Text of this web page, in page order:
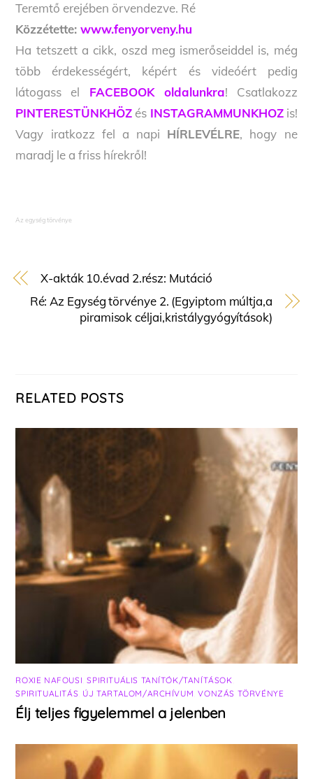
Teremtő erejében örvendezve. Ré
Közzétette:www.fenyorveny.hu
Ha tetszett a cikk, oszd meg ismerőseiddel is, még
több érdekességért, képért és videóért pedig
látogass el FACEBOOK oldalunkra! Csatlakozz
PINTERESTÜNKHÖZ és INSTAGRAMMUNKHOZis!
Vagy iratkozz fel a napi HÍRLEVÉLRE, hogy ne
maradj le a friss hírekről!
Az egység törvénye
X-akták 10.évad 2.rész: Mutáció
Ré: Az Egység törvénye 2. (Egyiptom múltja,a
piramisok céljai,kristálygyógyítások)
RELATED POSTS
ROXIE NAFOUSI ,SPIRITUÁLIS TANÍTÓK/TANÍTÁSOK
SPIRITUALITÁS ÚJ TARTALOM/ARCHÍVUM ,VONZÁS TÖRVÉNYE
Élj teljes figyelemmel a jelenben